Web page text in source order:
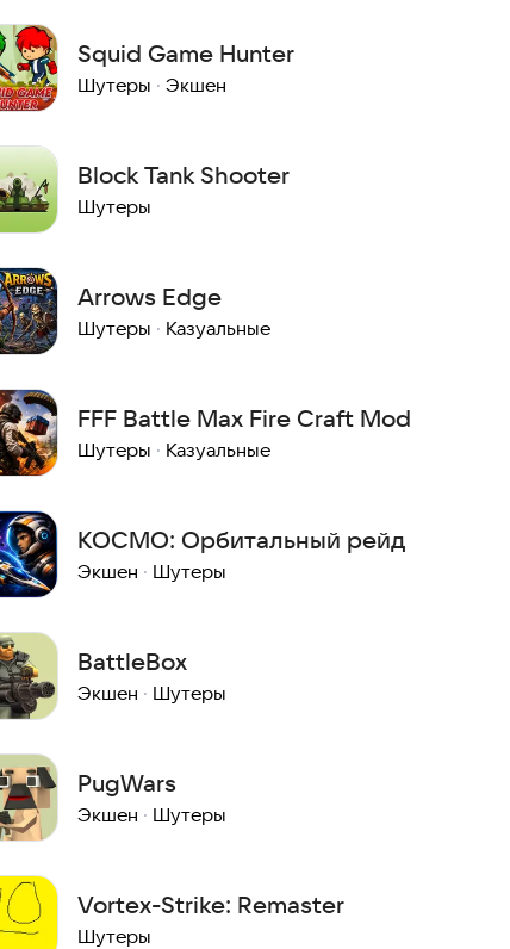
Squid Game Hunter
Шутеры · Экшен
Block Tank Shooter
Шутеры
Arrows Edge
Шутеры · Казуальные
FFF Battle Max Fire Craft Mod
Шутеры · Казуальные
КОСМО: Орбитальный рейд
Экшен · Шутеры
BattleBox
Экшен · Шутеры
PugWars
Экшен · Шутеры
Vortex-Strike: Remaster
Шутеры